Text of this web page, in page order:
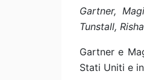
Gartner,
Tunstall,
Gartner e
Stati Uniti e